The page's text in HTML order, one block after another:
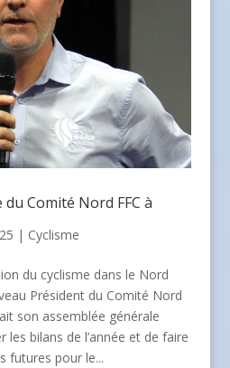
Comité Nord FFC à
| Cyclisme
du cyclisme dans le Nord
Président du Comité Nord
son assemblée générale
les bilans de l’année et de faire
futures pour le...